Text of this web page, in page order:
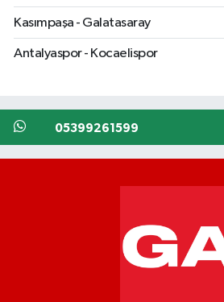
Kasımpaşa - Galatasaray
Antalyaspor - Kocaelispor
05399261599